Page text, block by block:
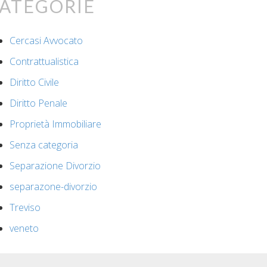
Cercasi Avvocato
Contrattualistica
Diritto Civile
Diritto Penale
Proprietà Immobiliare
Senza categoria
Separazione Divorzio
separazone-divorzio
Treviso
veneto